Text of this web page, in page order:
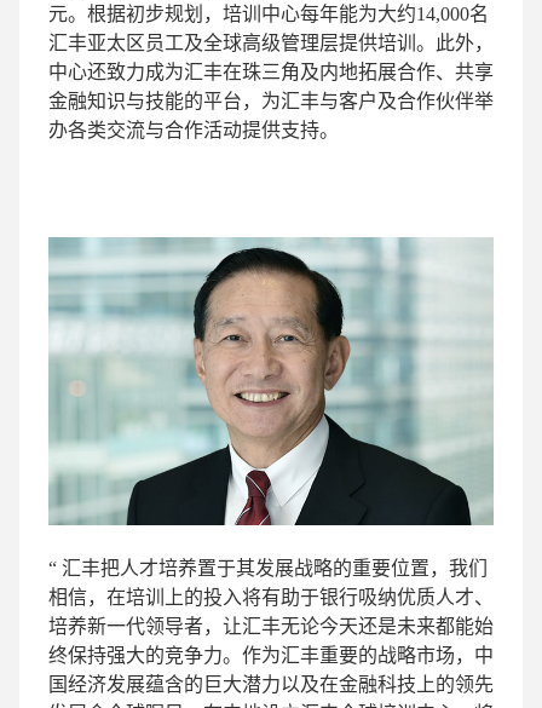
元。根据初步规划，培训中心每年能为大约14,000名
汇丰亚太区员工及全球高级管理层提供培训。此外，
中心还致力成为汇丰在珠三角及内地拓展合作、共享
金融知识与技能的平台，为汇丰与客户及合作伙伴举
办各类交流与合作活动提供支持。
“ 汇丰把人才培养置于其发展战略的重要位置，我们
相信，在培训上的投入将有助于银行吸纳优质人才、
培养新一代领导者，让汇丰无论今天还是未来都能始
终保持强大的竞争力。作为汇丰重要的战略市场，中
国经济发展蕴含的巨大潜力以及在金融科技上的领先